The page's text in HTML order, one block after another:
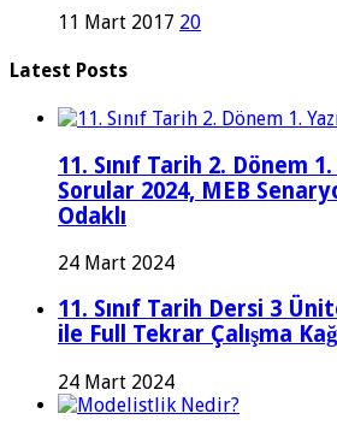
11 Mart 2017 20
Latest Posts
11. Sınıf Tarih 2. Dönem 1.
Sorular 2024, MEB
Odaklı
24 Mart 2024
11. Sınıf Tarih Dersi 3
ile Full Tekrar Çalışma
24 Mart 2024